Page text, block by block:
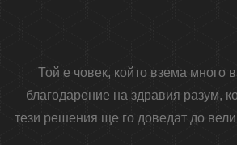
Той е човек, който взема много
благодарение на здравия разум,
тези решения ще го доведат до